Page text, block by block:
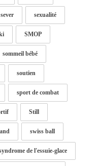
sever sexualité
SMOP
sommeil bébé
soutien
sport de combat
Still
swiss ball
de l'essuie-glace